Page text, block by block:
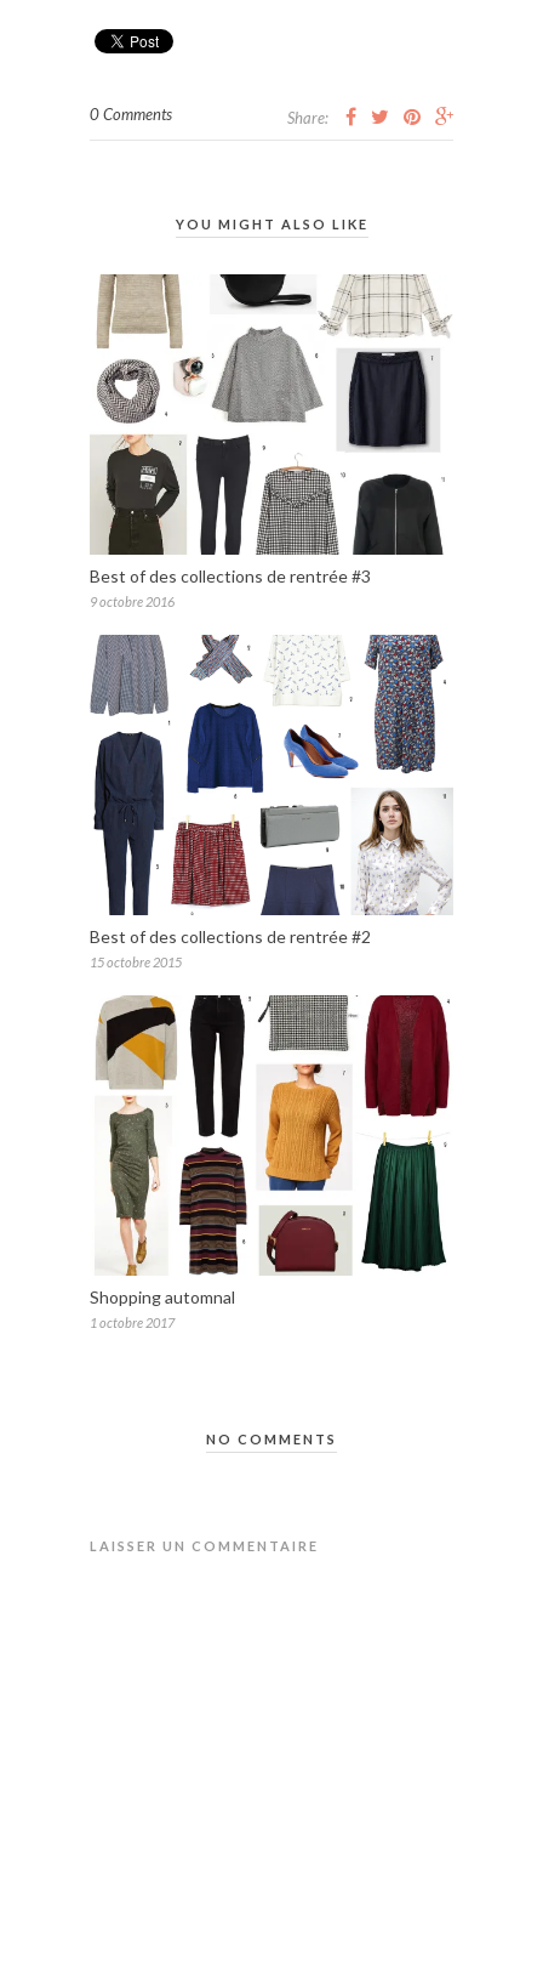
0 Comments Share:
YOU MIGHT ALSO LIKE
Best of des collections de rentrée #3
9 octobre 2016
Best of des collections de rentrée #2
15 octobre 2015
Shopping automnal
1 octobre 2017
NO COMMENTS
LAISSER UN COMMENTAIRE